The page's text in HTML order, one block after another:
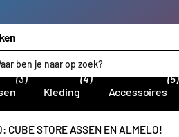
(3)
Kleding
(4)
Accessoires
(5)
CUBE STORE ASSEN EN ALMELO!